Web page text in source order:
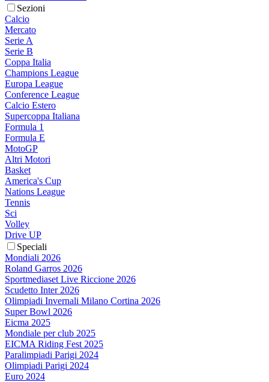
Sezioni
Calcio
Mercato
Serie A
Serie B
Coppa Italia
Champions League
Europa League
Conference League
Calcio Estero
Supercoppa Italiana
Formula 1
Formula E
MotoGP
Altri Motori
Basket
America's Cup
Nations League
Tennis
Sci
Volley
Drive UP
Speciali
Mondiali 2026
Roland Garros 2026
Sportmediaset Live Riccione 2026
Scudetto Inter 2026
Olimpiadi Invernali Milano Cortina 2026
Super Bowl 2026
Eicma 2025
Mondiale per club 2025
EICMA Riding Fest 2025
Paralimpiadi Parigi 2024
Olimpiadi Parigi 2024
Euro 2024